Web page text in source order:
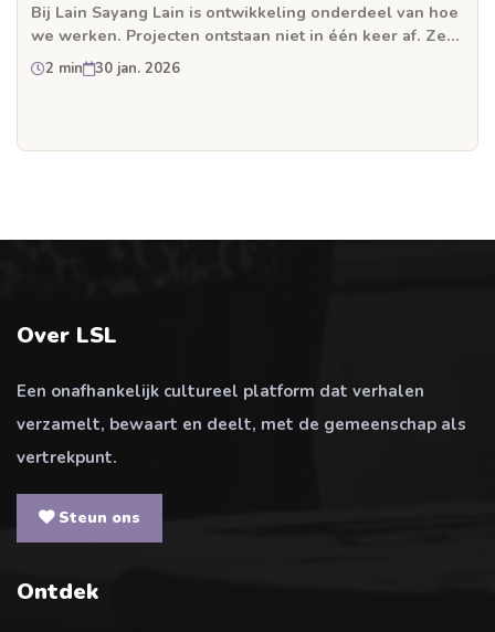
Bij Lain Sayang Lain is ontwikkeling onderdeel van hoe
we werken. Projecten ontstaan niet in één keer af. Ze
groeien, schuiven en vragen tijd. Op deze plek delen
we waar…
2 min 30 jan. 2026
Over LSL
Een onafhankelijk cultureel platform dat verhalen
verzamelt, bewaart en deelt, met de gemeenschap als
vertrekpunt.
Steun ons
Ontdek